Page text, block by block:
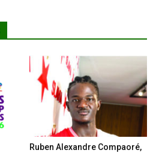
Ruben Alexandre Compaoré,